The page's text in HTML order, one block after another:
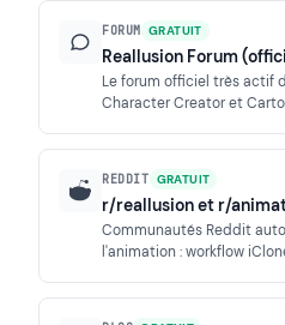
FORUM GRATUIT
Reallusion Forum
Le forum officiel très actif
Character Creator et
animateurs temps réel.
REDDIT GRATUIT
r/reallusion et r/
Communautés Reddit
l'animation : workflow
d'expérience de créateurs